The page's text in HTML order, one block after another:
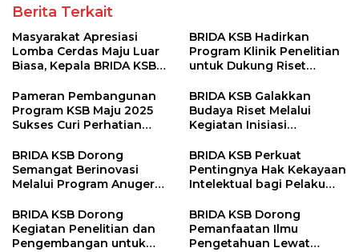
Berita Terkait
Masyarakat Apresiasi
Lomba Cerdas Maju Luar
Biasa, Kepala BRIDA KSB
Penguatan Kapasitas
Desa
BRIDA KSB Hadirkan
Program Klinik Penelitian
untuk Dukung Riset
Pameran Pembangunan
Program KSB Maju 2025
Sukses Curi Perhatian
BRIDA KSB Galakkan
Budaya Riset Melalui
Kegiatan Inisiasi
BRIDA KSB Dorong
Semangat Berinovasi
Melalui Program Anugerah
BRIDA KSB Perkuat
Pentingnya Hak Kekayaan
Intelektual bagi Pelaku
BRIDA KSB Dorong
Kegiatan Penelitian dan
Pengembangan untuk
BRIDA KSB Dorong
Pemanfaatan Ilmu
Pengetahuan Lewat